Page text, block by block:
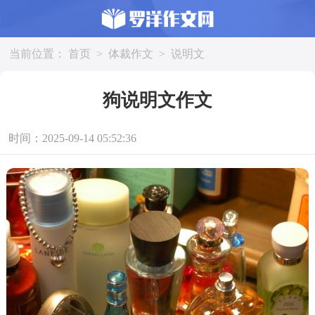
当前位置： 首页 > 体裁作文 > 说明文
狗说明文作文
时间：2025-09-14 05:52:36